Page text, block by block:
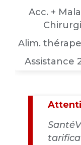
Acc. +
Alim.
Assistance